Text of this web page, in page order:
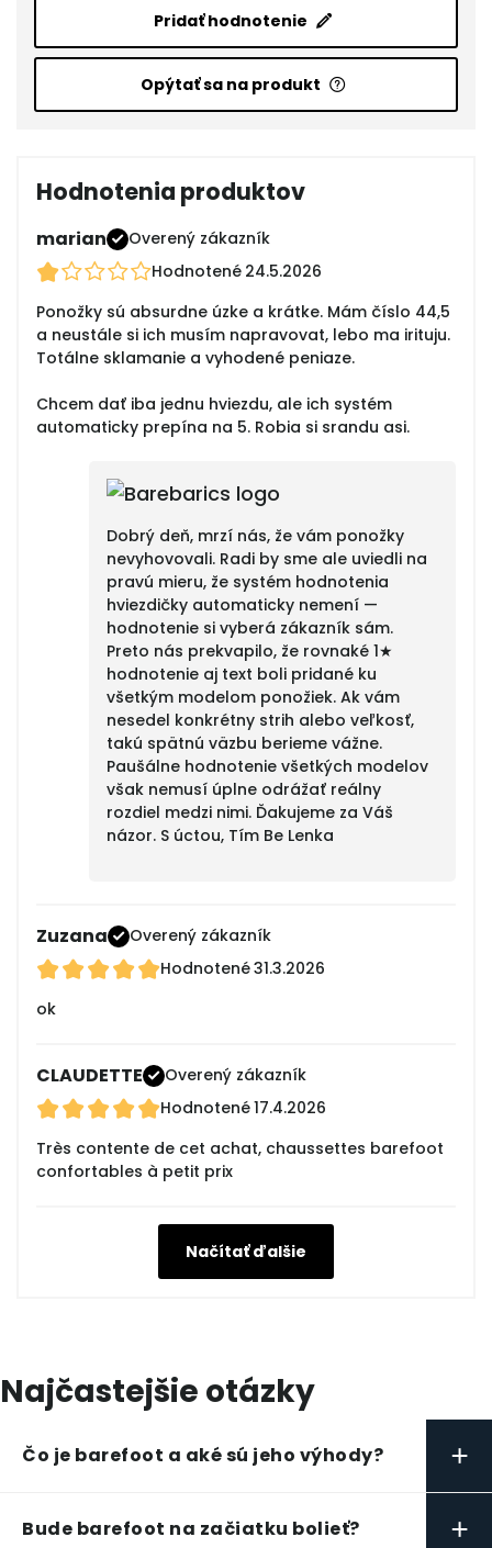
Pridať hodnotenie
Opýtať sa na produkt
Hodnotenia produktov
marian
Overený zákazník
Hodnotené 24.5.2026
Ponožky sú absurdne úzke a krátke. Mám číslo 44,5
a neustále si ich musím napravovat, lebo ma irituju.
Totálne sklamanie a vyhodené peniaze.
Chcem dať iba jednu hviezdu, ale ich systém
automaticky prepína na 5. Robia si srandu asi.
Dobrý deň, mrzí nás, že vám ponožky
nevyhovovali. Radi by sme ale uviedli na
pravú mieru, že systém hodnotenia
hviezdičky automaticky nemení —
hodnotenie si vyberá zákazník sám.
Preto nás prekvapilo, že rovnaké 1★
hodnotenie aj text boli pridané ku
všetkým modelom ponožiek. Ak vám
nesedel konkrétny strih alebo veľkosť,
takú spätnú väzbu berieme vážne.
Paušálne hodnotenie všetkých modelov
však nemusí úplne odrážať reálny
rozdiel medzi nimi. Ďakujeme za Váš
názor. S úctou, Tím Be Lenka
Zuzana
Overený zákazník
Hodnotené31.3.2026
ok
CLAUDETTE
Overený zákazník
Hodnotené17.4.2026
Très contente de cet achat, chaussettes barefoot
confortables à petit prix
Načítať ďalšie
Najčastejšie otázky
Čo je barefoot a aké sú jeho výhody? +
Bude barefoot na začiatku bolieť? +